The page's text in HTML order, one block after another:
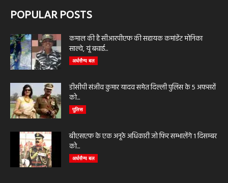
POPULAR POSTS
कमाल की है सीआरपीएफ की सहायक कमांडेंट मोनिका
साल्वे, यूं बचाई...
अर्धसैन्य बल
डीसीपी संजीव कुमार यादव समेत दिल्ली पुलिस के 5 अफसरों
को...
पुलिस
बीएसएफ के एक अनूठे अधिकारी जो फिर सम्भालेंगे 1 दिसम्बर
को...
अर्धसैन्य बल